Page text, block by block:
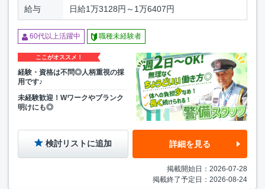
給与 日給1万3128円～1万6407円
60代以上活躍中 職種未経験者
ここがオススメ！
経験・資格は不問◎人柄重視の採
用です♪
未経験歓迎！Wワークやブランク
明けにも◎
検討リストに追加 詳細を見る
掲載開始日：2026-07-28
掲載終了予定日：2026-08-24